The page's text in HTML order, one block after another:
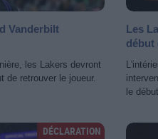
Vanderbilt
les Lakers devront
de retrouver le joueur.
Les
début
le
DÉCLARATION